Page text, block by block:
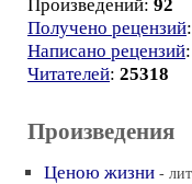
Произведений: 92
Получено рецензий:
Написано рецензий:
Читателей: 25318
Произведения
Ценою жизни -